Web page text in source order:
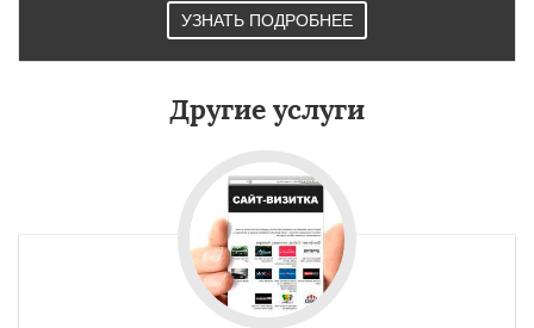
УЗНАТЬ ПОДРОБНЕЕ
Другие услуги